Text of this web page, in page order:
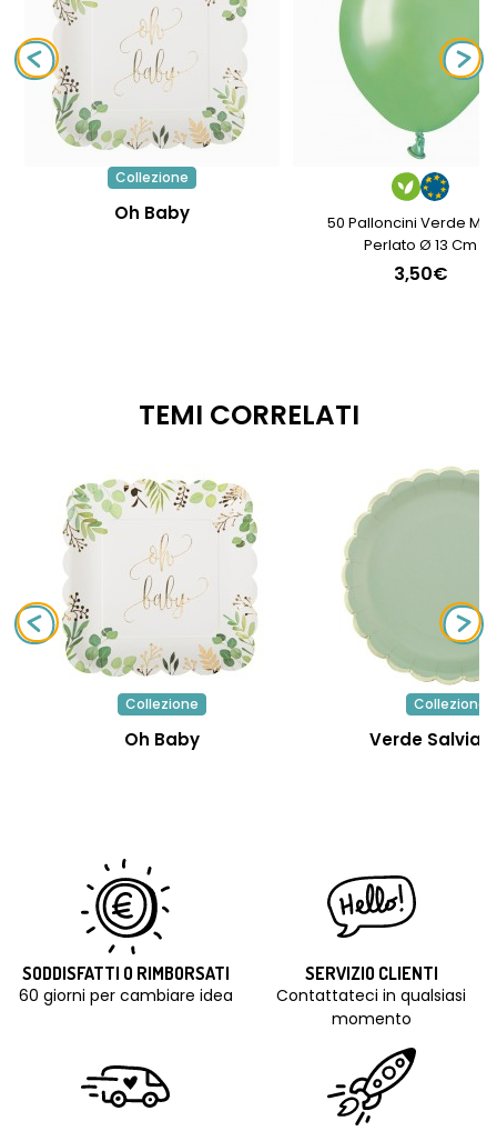
Collezione
Oh Baby
50 Palloncini Verde
Perlato Ø 13 Cm
3,50€
TEMI CORRELATI
Collezione
Oh Baby
Collezione
Verde Salvia
SODDISFATTI O RIMBORSATI
60 giorni per cambiare idea
SERVIZIO CLIENTI
Contattateci in qualsiasi
momento